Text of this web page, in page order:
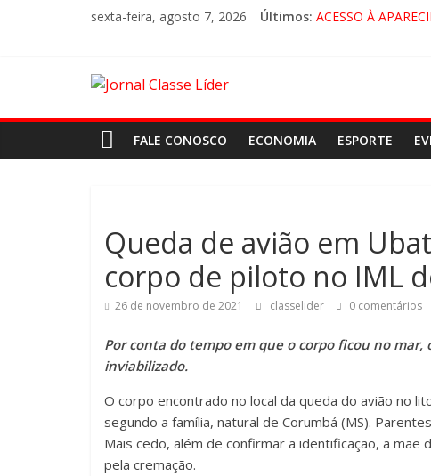
sexta-feira, agosto 7, 2026 Últimos: ACESSO À
FALE CONOSCO ECONOMIA ESPORTE
Queda de avião em
corpo de piloto no IML
26 de novembro de 2021 classelider 0 comentários
Por conta do tempo em que o corpo ficou no mar,
inviabilizado.
O corpo encontrado no local da queda do avião no
segundo a família, natural de Corumbá (MS).
Mais cedo, além de confirmar a identificação, a
pela cremação.